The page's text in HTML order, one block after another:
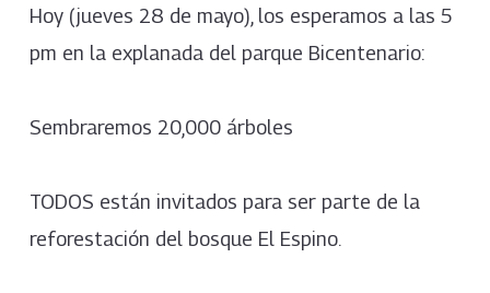
Hoy (jueves 28 de mayo), los esperamos a las 5
pm en la explanada del parque Bicentenario:
Sembraremos 20,000 árboles
TODOS están invitados para ser parte de la
reforestación del bosque El Espino.